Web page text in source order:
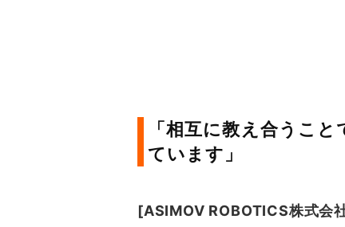
「相互に教え合うこ
ています」
[ASIMOV ROBOTICS株式会